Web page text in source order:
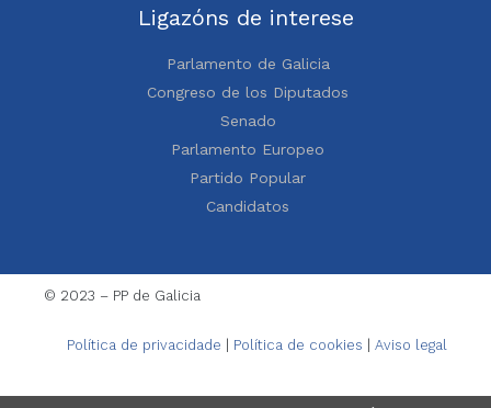
Ligazóns de interese
Parlamento de Galicia
Congreso de los Diputados
Senado
Parlamento Europeo
Partido Popular
Candidatos
© 2023 – PP de Galicia
Política de privacidade | Política de cookies | Aviso legal